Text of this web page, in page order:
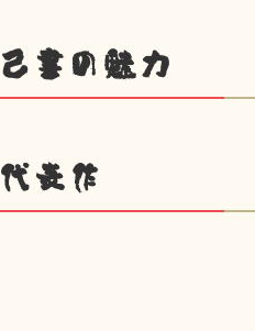
己書の魅力
代表作